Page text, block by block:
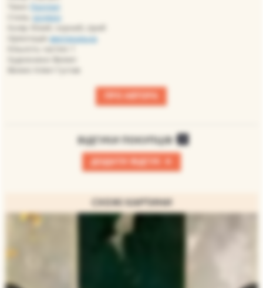
Портрет
модерн
Колір: білий, чорний, сірий
Орієнтація:вертикальна
Художники: Великі
Великі: Клімт Густав
ПРО АВТОРА
ВІДГУКИ ПОКУПЦІВ 0
ДОДАТИ ВІДГУК +
СХОЖІ КАРТИНИ